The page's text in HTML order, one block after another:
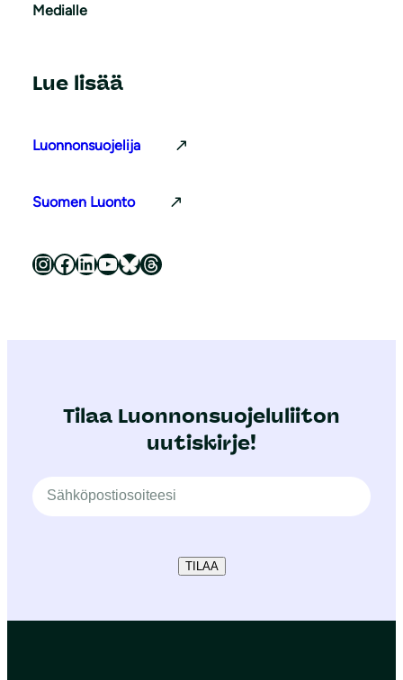
Medialle
Lue lisää
Luonnonsuojelija
Suomen Luonto
Luonnonsuojeluliitto Instagramissa Luonnonsuojeluliitto Facebookissa Luonnonsuojeluliitto LinkedInissä Luonnonsuojeluliiton YouTube-kanava Luonnonsuojeluliitto Blueskyssa Luonnonsuojeluliitto Threadsissa
Tilaa Luonnonsuojeluliiton
uutiskirje!
TILAA